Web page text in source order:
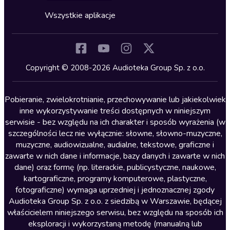
Kryminały
Lektury szkolne
Literatura anglojęzyczna
Literatura faktu
Literatura obyczajowa
Literatura piękna obca
Literatura piękna polska
Nagrania relaksacyjne
Nauka języków
Nauki humanistyczne
Cykle audiobooków
Wszystkie aplikacje
Copyright © 2008-2026 Audioteka Group Sp. z o.o.
Pobieranie, zwielokrotnianie, przechowywanie lub jakiekolwiek
inne wykorzystywanie treści dostępnych w niniejszym
serwisie - bez względu na ich charakter i sposób wyrażenia (w
szczególności lecz nie wyłącznie: słowne, słowno-muzyczne,
muzyczne, audiowizualne, audialne, tekstowe, graficzne i
zawarte w nich dane i informacje, bazy danych i zawarte w nich
dane) oraz formę (np. literackie, publicystyczne, naukowe,
kartograficzne, programy komputerowe, plastyczne,
fotograficzne) wymaga uprzedniej i jednoznacznej zgody
Audioteka Group Sp. z o.o. z siedzibą w Warszawie, będącej
właścicielem niniejszego serwisu, bez względu na sposób ich
eksploracji i wykorzystaną metodę (manualną lub